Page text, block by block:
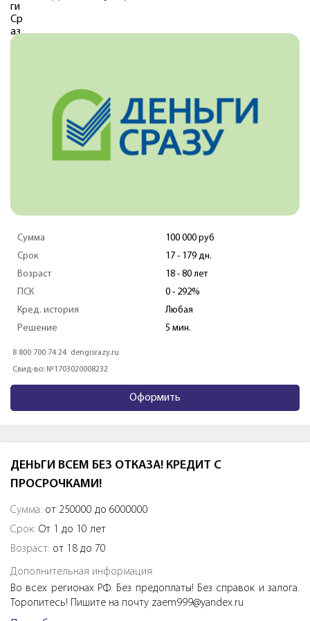
Сумма
50 000 руб
Срок
1 - 168 дней
Возраст
18 - 65 лет
ПСК
0 - 292%
Кред. история
Любая
Решение
5 - 30 мин
8 499 951 91 80 turbozaim.ru
Свид-во: №651303045003951
Оформить
ДЕНЬГИ ВСЕМ БЕЗ ОТКАЗА! КРЕДИТ С
ПРОСРОЧКАМИ!
Сумма: от 250000 до 6000000
Срок: От 1 до 10 лет
Возраст: от 18 до 70
Дополнительная информация:
Во всех регионах РФ. Без предоплаты! Без справок и залога.
Торопитесь! Пишите на почту zaem999@yandex.ru